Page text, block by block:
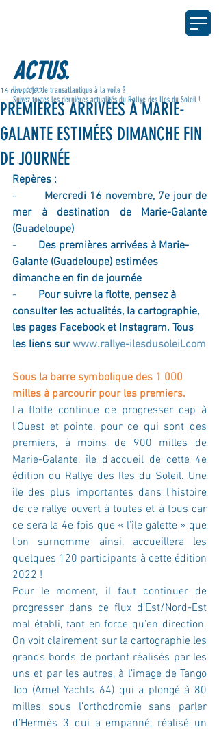
ACTUS.
PREMIÈRES ARRIVÉES À MARIE-
GALANTE ESTIMÉES DIMANCHE FIN
DE JOURNÉE
16 nov. 2022
Repères :
- Mercredi 16 novembre, 7e jour de
mer à destination de Marie-Galante
(Guadeloupe)
- Des premières arrivées à Marie-
Galante (Guadeloupe) estimées
dimanche en fin de journée
- Pour suivre la flotte, pensez à
consulter les actualités, la cartographie,
les pages Facebook et Instagram. Tous
les liens sur www.rallye-ilesdusoleil.com
Sous la barre symbolique des 1 000
milles à parcourir pour les premiers.
La flotte continue de progresser cap à
l’Ouest et pointe, pour ce qui sont des
premiers, à moins de 900 milles de
Marie-Galante, île d’accueil de cette 4e
édition du Rallye des Iles du Soleil. Une
île des plus importantes dans l’histoire
de ce rallye ouvert à toutes et à tous car
ce sera la 4e fois que « l’île galette » que
l’on surnomme ainsi, accueillera les
quelques 120 participants à cette édition
2022 !
Pour le moment, il faut continuer de
progresser dans ce flux d’Est/Nord-Est
mal établi, tant en force qu’en direction.
On voit clairement sur la cartographie les
grands bords de portant réalisés par les
uns et par les autres, à l’image de Tango
Too (Amel Yachts 64) qui a plongé à 80
milles sous l’orthodromie sans parler
d’Hermès 3 qui a empanné, réalisé un
Un projet de transatlantique à la voile ?
Suivez toutes les dernières actualités du Rallye des Iles du Soleil !